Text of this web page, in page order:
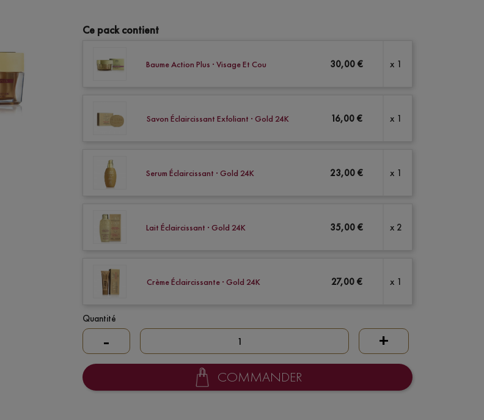
Ce pack contient
Baume Action Plus · Visage Et Cou 30,00 € x 1
Savon Éclaircissant Exfoliant · Gold 24K 16,00 € x 1
Serum Éclaircissant · Gold 24K 23,00 € x 1
Lait Éclaircissant · Gold 24K 35,00 € x 2
Crème Éclaircissante · Gold 24K 27,00 € x 1
Quantité
- +
COMMANDER